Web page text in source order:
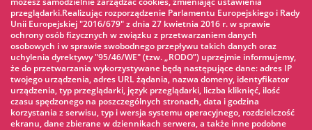
Warto zobaczyć
Park linowy »
Park Wodny »
Lodowisko »
KINOECK »
Muzeum »
przeglądarki.Realizując rozporządzenie Parlamentu Europejskiego i Rady
Unii Europejskiej "2016/679" z dnia 27 kwietnia 2016 r. w sprawie
ochrony osób fizycznych w związku z przetwarzaniem danych
osobowych i w sprawie swobodnego przepływu takich danych oraz
uchylenia dyrektywy "95/46/WE" (tzw. „RODO”) uprzejmie informujemy,
że do przetwarzania wykorzystywane będą następujące dane: adres IP
twojego urządzenia, adres URL żądania, nazwa domeny, identyfikator
urządzenia, typ przeglądarki, język przeglądarki, liczba kliknięć, ilość
czasu spędzonego na poszczególnych stronach, data i godzina
korzystania z serwisu, typ i wersja systemu operacyjnego, rozdzielczość
ekranu, dane zbierane w dziennikach serwera, a także inne podobne